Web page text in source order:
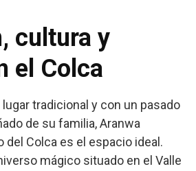
cultura y
el Colca
tradicional y con un pasado
de su familia, Aranwa
del Colca es el espacio ideal.
mágico situado en el Valle